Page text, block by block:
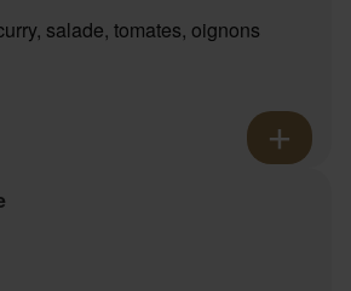
salade, tomates, oignons